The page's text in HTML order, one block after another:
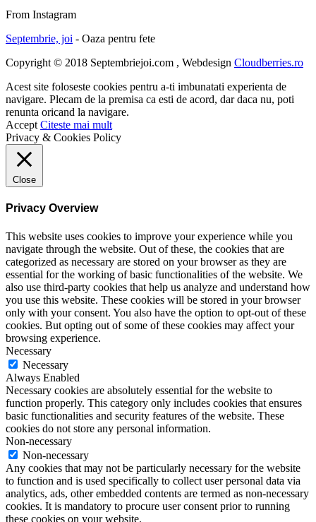
From Instagram
Septembrie, joi - Oaza pentru fete
Copyright © 2018 Septembriejoi.com , Webdesign Cloudberries.ro
Acest site foloseste cookies pentru a-ti imbunatati experienta de
navigare. Plecam de la premisa ca esti de acord, dar daca nu, poti
renunta oricand la navigare.
Accept Citeste mai mult
Privacy & Cookies Policy
Close
Privacy Overview
This website uses cookies to improve your experience while you
navigate through the website. Out of these, the cookies that are
categorized as necessary are stored on your browser as they are
essential for the working of basic functionalities of the website. We
also use third-party cookies that help us analyze and understand how
you use this website. These cookies will be stored in your browser
only with your consent. You also have the option to opt-out of these
cookies. But opting out of some of these cookies may affect your
browsing experience.
Necessary
Necessary
Always Enabled
Necessary cookies are absolutely essential for the website to
function properly. This category only includes cookies that ensures
basic functionalities and security features of the website. These
cookies do not store any personal information.
Non-necessary
Non-necessary
Any cookies that may not be particularly necessary for the website
to function and is used specifically to collect user personal data via
analytics, ads, other embedded contents are termed as non-necessary
cookies. It is mandatory to procure user consent prior to running
these cookies on your website.